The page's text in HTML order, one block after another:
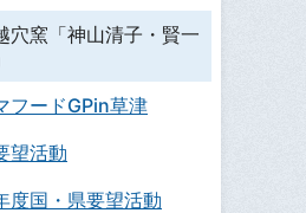
穴窯「神山清子・賢一
フードGPin草津
望活動
度国・県要望活動